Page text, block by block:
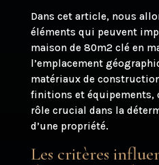
Dans cet article, nous
éléments qui peuvent
maison de 80m2 clé en
l’emplacement
matériaux de
finitions et équipements,
rôle crucial dans la
d’une propriété.
Les critères